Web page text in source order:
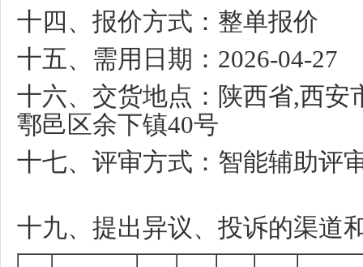
十四、报价方式：整单报价
十五、需用日期： 2026-04-27
十六、交货地点：陕西省,西安
鄠邑区余下镇40号
十七、评审方式：智能辅助评
十九、提出异议、投诉的渠道